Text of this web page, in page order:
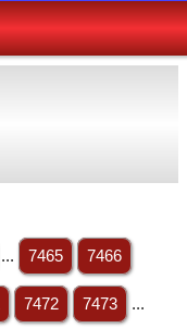
... 7465 7466
7472 7473 ...